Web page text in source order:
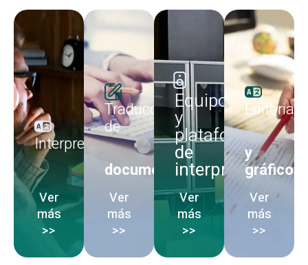
Interpretación
Ver
más
>>
Traducción
de
documentos
Ver
más
>>
Equipos
y
plataformas
de
interpretación
Ver
más
>>
y
gráficos
Ver
más
>>